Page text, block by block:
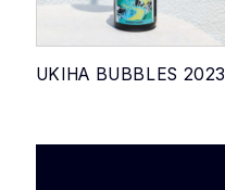
UKIHA BUBBLES 2023